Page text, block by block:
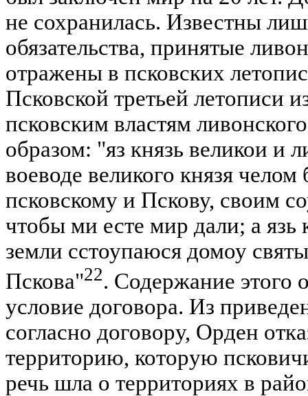
не сохранилась. Известны
обязательства, принятые
отражены в псковских
Псковской третьей летописи
псковским властям
образом: "яз князь великои и
воеводе великого князя
псковскому и Пскову, своим
чтобы ми есте мир дали; а язь
земли сстоупаюся домоу
Пскова"22. Содержание этого
условие договора. Из
согласно договору, Орден
территорию, которую
речь шла о территориях в